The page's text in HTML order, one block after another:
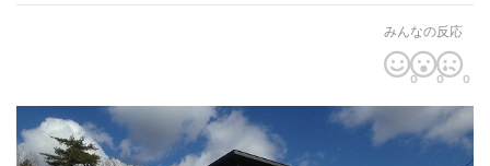
みんなの反応
0 0 0